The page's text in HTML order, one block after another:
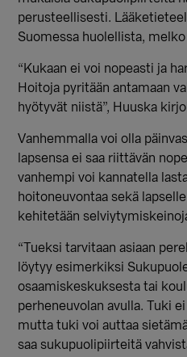
perusteellisesti.
Suomessa huolellista,
“Kukaan ei voi nopeasti ja
Hoitoja pyritään antamaan
hyötyvät niistä”, Huuska
Vanhemmalla voi olla
lapsensa ei saa riittävän
vanhempi voi kannatella
hoitoneuvontaa sekä
kehitetään
“Tueksi tarvitaan asiaan
löytyy esimerkiksi
osaamiskeskuksesta tai
perheneuvolan avulla. Tuki
mutta tuki voi auttaa
saa sukupuolipiirteitä